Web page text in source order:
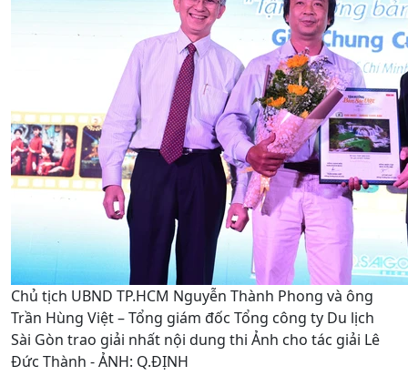
Chủ tịch UBND TP.HCM Nguyễn Thành Phong và ông
Trần Hùng Việt – Tổng giám đốc Tổng công ty Du lịch
Sài Gòn trao giải nhất nội dung thi Ảnh cho tác giải Lê
Đức Thành - ẢNH: Q.ĐỊNH